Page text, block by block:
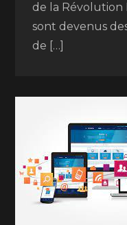
de la Révolution
sont devenus
de […]